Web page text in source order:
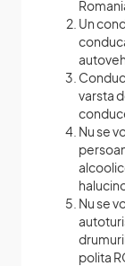
Un
varsta
Nu se
Nu se
polita